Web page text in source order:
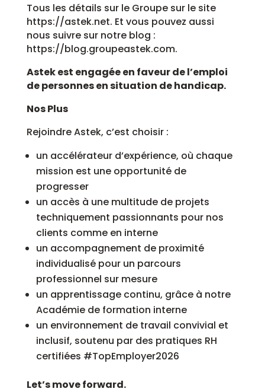
Tous les détails sur le Groupe sur le site
https://astek.net. Et vous pouvez aussi
nous suivre sur notre blog :
https://blog.groupeastek.com.
Astek est engagée en faveur de l’emploi
de personnes en situation de handicap.
Nos Plus
Rejoindre Astek, c’est choisir :
un accélérateur d’expérience, où chaque
mission est une opportunité de
progresser
un accès à une multitude de projets
techniquement passionnants pour nos
clients comme en interne
un accompagnement de proximité
individualisé pour un parcours
professionnel sur mesure
un apprentissage continu, grâce à notre
Académie de formation interne
un environnement de travail convivial et
inclusif, soutenu par des pratiques RH
certifiées #TopEmployer2026
Let’s move forward.